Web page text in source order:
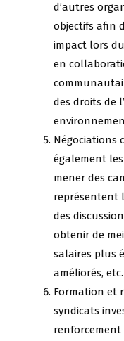
d’autres
objectifs afin
impact lors
en
des droits de
Négociations
également
mener des
représentent
des
obtenir de
salaires plus
améliorés, etc.
Formation et
syndicats
renforcement